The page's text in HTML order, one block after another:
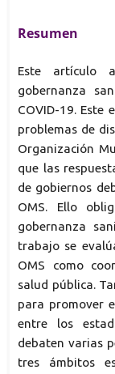
Resumen
Este artículo
gobernanza
COVID-19. Este
problemas de
Organización
que las
de gobiernos
OMS. Ello
gobernanza
trabajo se
OMS como
salud pública.
para promover
entre los
debaten varias
tres ámbitos